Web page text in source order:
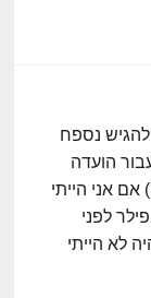
נספח
הועדה
אני הייתי
לפני
לא הייתי